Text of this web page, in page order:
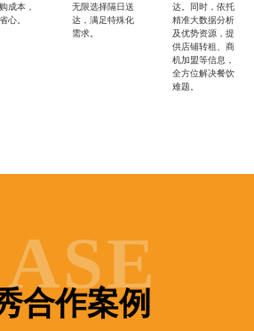
成本，
心。
无限选择隔日送
达，满足特殊化
需求。
达。同时，依托
精准大数据分析
及优势资源，提
供店铺转租、商
机加盟等信息，
全方位解决餐饮
难题。
合作案例
服务